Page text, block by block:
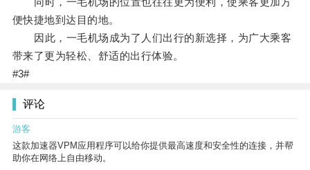
便快捷地到达目的地。
因此，一毛机场成为了人们出行的新选择，为广大乘客
带来了更为轻松、舒适的出行体验。
#3#
评论
游客
这款加速器VPM应用程序可以给你提供最高速度和安全性的连接，并帮
助你在网络上自由移动。